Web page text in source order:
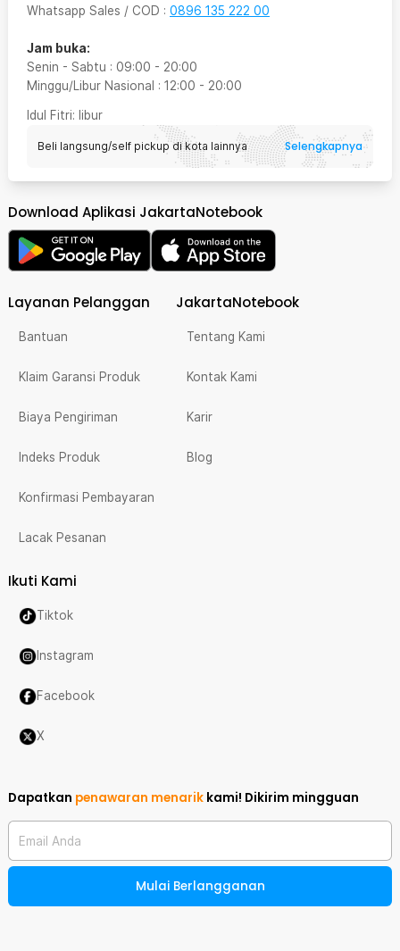
Whatsapp Sales / COD : 0896 135 222 00
Jam buka:
Senin - Sabtu : 09:00 - 20:00
Minggu/Libur Nasional : 12:00 - 20:00
Idul Fitri: libur
Beli langsung/self pickup di kota lainnya Selengkapnya
Download Aplikasi JakartaNotebook
Layanan Pelanggan
Bantuan
Klaim Garansi Produk
Biaya Pengiriman
Indeks Produk
Konfirmasi Pembayaran
Lacak Pesanan
JakartaNotebook
Tentang Kami
Kontak Kami
Karir
Blog
Ikuti Kami
Tiktok
Instagram
Facebook
X
Dapatkan penawaran menarik kami! Dikirim mingguan
Email Anda
Mulai Berlangganan